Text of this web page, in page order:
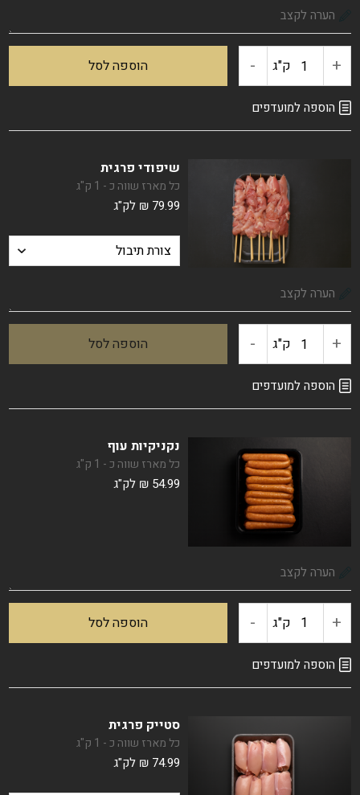
+ כמות
של
ק"ג - הוספה לסל
הוספה למועדפים
שיפודי פרגית
כל מארז שווה כ - 1 ק"ג
₪ 79.99 לק"ג
+ כמות
של
פרגית
ק"ג - הוספה לסל
הוספה למועדפים
נקניקיות עוף
כל מארז שווה כ - 1 ק"ג
₪ 54.99 לק"ג
+ כמות
של
ק"ג - הוספה לסל
הוספה למועדפים
סטייק פרגית
כל מארז שווה כ - 1 ק"ג
₪ 74.99 לק"ג